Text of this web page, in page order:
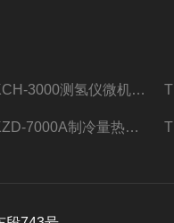
TKCH-3000测氢仪微机氢元素测定煤质检测
TKZD-7000A制冷量热仪自动升降热值仪煤质检测